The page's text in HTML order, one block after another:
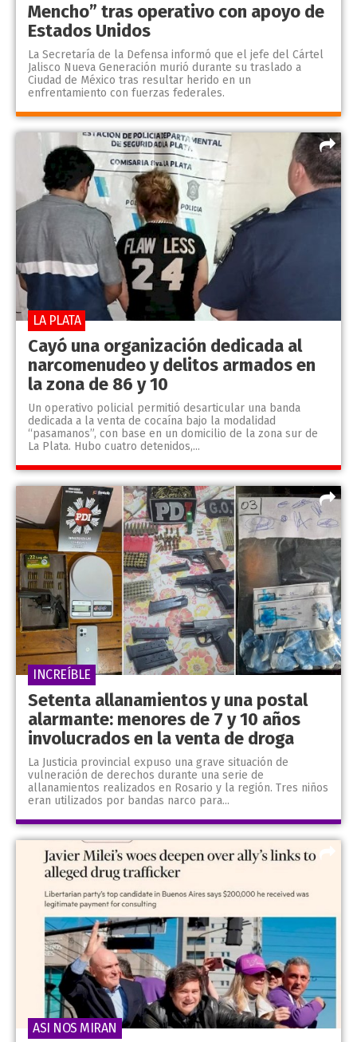
Mencho” tras operativo con apoyo de
Estados Unidos
La Secretaría de la Defensa informó que el jefe del Cártel
Jalisco Nueva Generación murió durante su traslado a
Ciudad de México tras resultar herido en un
enfrentamiento con fuerzas federales.
Cayó una organización dedicada al
narcomenudeo y delitos armados en
la zona de 86 y 10
Un operativo policial permitió desarticular una banda
dedicada a la venta de cocaína bajo la modalidad
“pasamanos”, con base en un domicilio de la zona sur de
La Plata. Hubo cuatro detenidos,...
LA PLATA
Setenta allanamientos y una postal
alarmante: menores de 7 y 10 años
involucrados en la venta de droga
La Justicia provincial expuso una grave situación de
vulneración de derechos durante una serie de
allanamientos realizados en Rosario y la región. Tres niños
eran utilizados por bandas narco para...
INCREÍBLE
ASI NOS MIRAN